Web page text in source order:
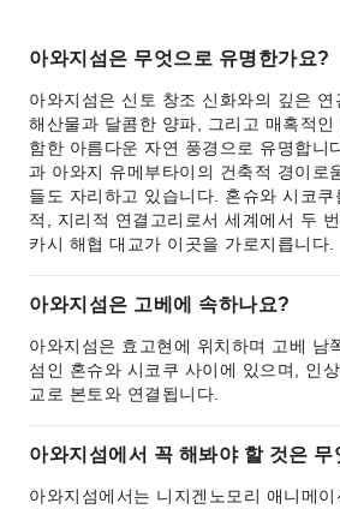
아와지섬은 무엇으로 유명한가요?
아와지섬은 신토 창조 신화와의 깊은
해산물과 달콤한 양파, 그리고 매혹적인
함한 아름다운 자연 풍경으로 유명합니
과 아와지 유메부타이의 건축적 경이로
들도 자리하고 있습니다. 혼슈와 시코
적, 지리적 연결고리로서 세계에서 두
카시 해협 대교가 이곳을 가로지릅니다.
아와지섬은 고베에 속하나요?
아와지섬은 효고현에 위치하며 고베 남
섬인 혼슈와 시코쿠 사이에 있으며, 인
교로 본토와 연결됩니다.
아와지섬에서 꼭 해봐야 할 것은 무
아와지섬에서는 니지겐노모리 애니메